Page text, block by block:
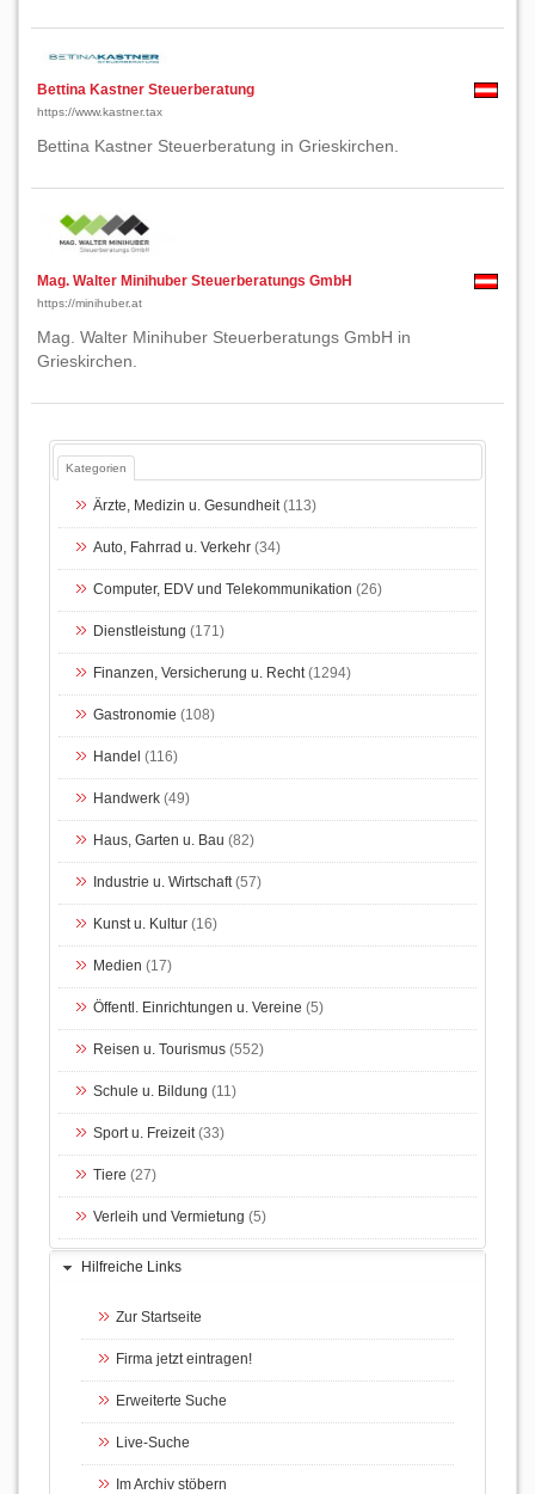
Bettina Kastner Steuerberatung
https://www.kastner.tax
Bettina Kastner Steuerberatung in Grieskirchen.
Mag. Walter Minihuber Steuerberatungs GmbH
https://minihuber.at
Mag. Walter Minihuber Steuerberatungs GmbH in
Grieskirchen.
Kategorien
Ärzte, Medizin u. Gesundheit(113)
Auto, Fahrrad u. Verkehr (34)
Computer, EDV und Telekommunikation (26)
Dienstleistung (171)
Finanzen, Versicherung u. Recht(1294)
Gastronomie (108)
Handel (116)
Handwerk (49)
Haus, Garten u. Bau (82)
Industrie u. Wirtschaft(57)
Kunst u. Kultur (16)
Medien (17)
Öffentl. Einrichtungen u. Vereine (5)
Reisen u. Tourismus (552)
Schule u. Bildung (11)
Sport u. Freizeit(33)
Tiere (27)
Verleih und Vermietung (5)
Hilfreiche Links
Zur Startseite
Firma jetzt eintragen!
Erweiterte Suche
Live-Suche
Im Archiv stöbern